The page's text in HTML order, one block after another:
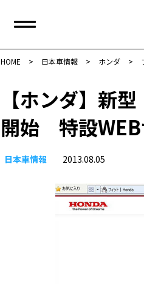
HOME > 日本車情報​ > ホンダ >
【ホンダ】新
開始 特設WEB
日本車情報​ 2013.08.05